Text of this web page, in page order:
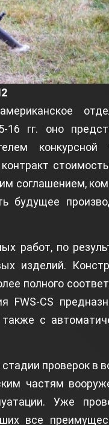
гг. оно
конкурсной
соглашением,
будущее
работ, по
изделий.
полного
FWS-CS
с
проверок в
частям
Уже
все